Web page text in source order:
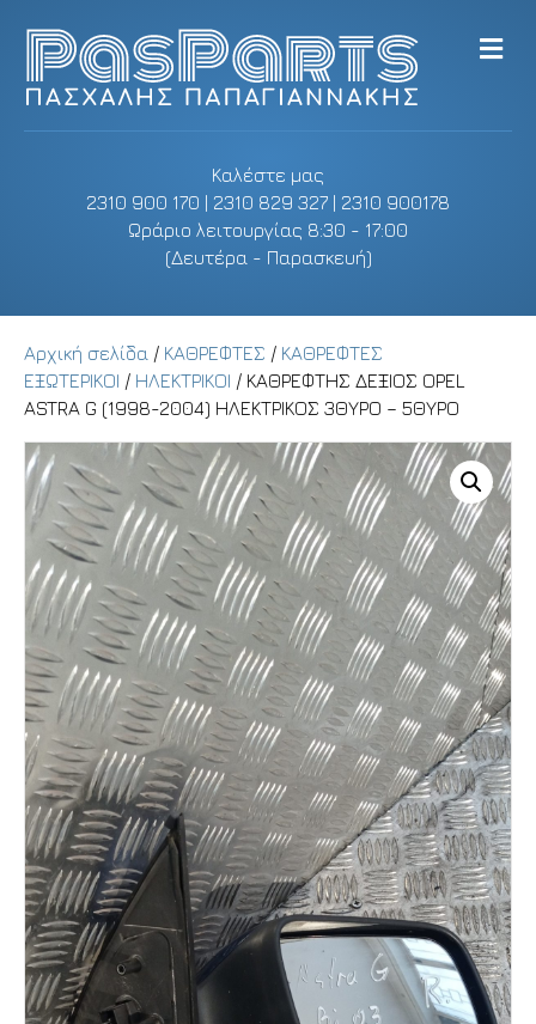
Καλέστε μας
2310 900 170 | 2310 829 327 | 2310 900178
Ωράριο λειτουργίας 8:30 - 17:00
(Δευτέρα - Παρασκευή)
M
e
Αρχική σελίδα / ΚΑΘΡΕΦΤΕΣ / ΚΑΘΡΕΦΤΕΣ
ΕΞΩΤΕΡΙΚΟΙ / ΗΛΕΚΤΡΙΚΟΙ / ΚΑΘΡΕΦΤΗΣ ΔΕΞΙΟΣ OPEL
ASTRA G (1998-2004) ΗΛΕΚΤΡΙΚΟΣ 3ΘΥΡΟ – 5ΘΥΡΟ